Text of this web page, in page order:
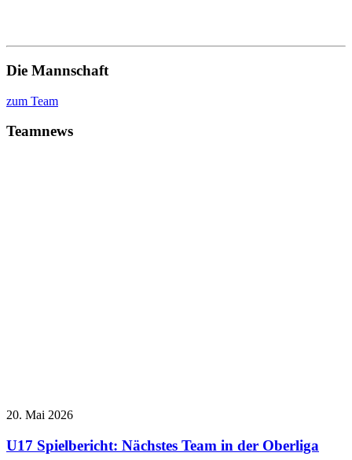
Die Mannschaft
zum Team
Teamnews
20. Mai 2026
U17 Spielbericht: Nächstes Team in der Oberliga